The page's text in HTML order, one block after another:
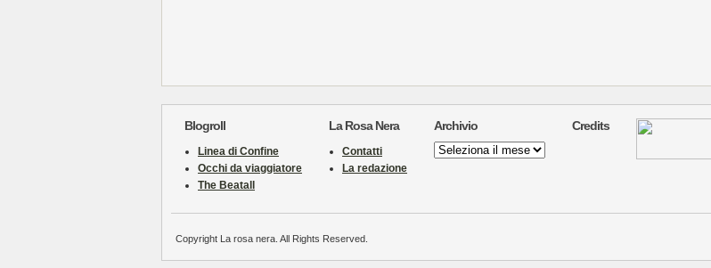
Blogroll
Linea di Confine
Occhi da viaggiatore
The Beatall
La Rosa Nera
Contatti
La redazione
Archivio
Archivio
Credits
Copyright La rosa nera. All Rights Reserved.